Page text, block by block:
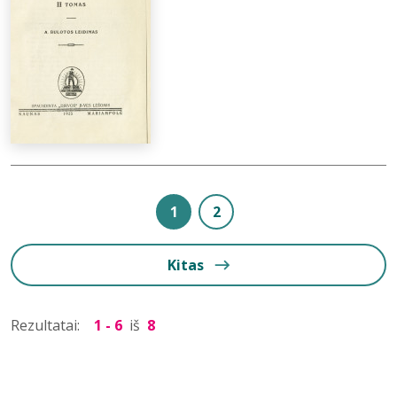
1 2
Kitas
Rezultatai: 1 - 6 iš 8